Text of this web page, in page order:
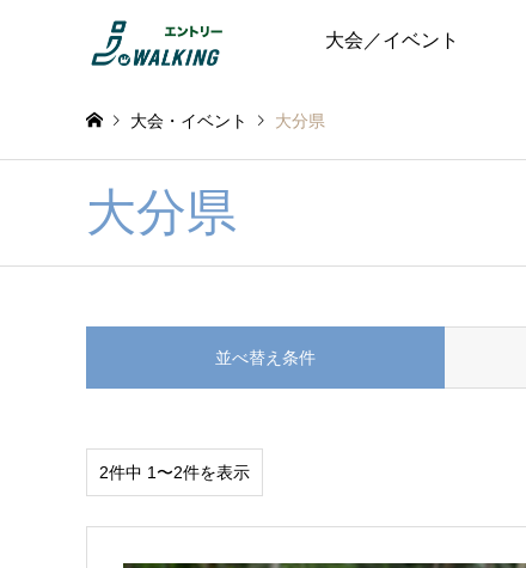
大会／イベント
大会・イベント 大分県
大分県
並べ替え条件
2件中 1〜2件を表示